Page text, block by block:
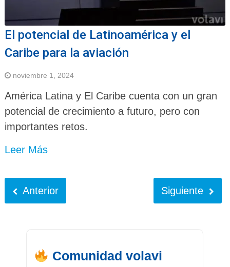
El potencial de Latinoamérica y el
Caribe para la aviación
noviembre 1, 2024
América Latina y El Caribe cuenta con un gran
potencial de crecimiento a futuro, pero con
importantes retos.
Leer Más
Anterior Siguiente
Comunidad volavi